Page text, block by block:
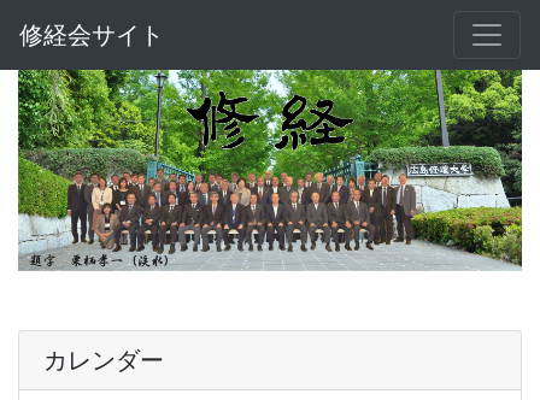
修経会サイト
カレンダー